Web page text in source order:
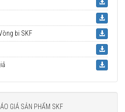
bi SKF
GIÁ SẢN PHẨM SKF